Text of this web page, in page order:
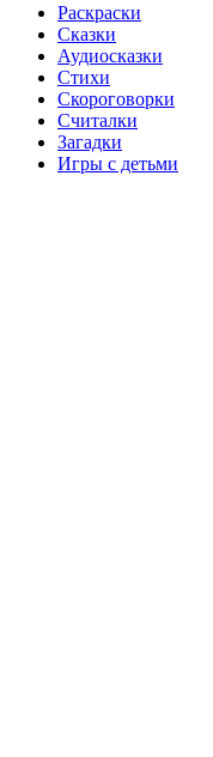
Раскраски
Сказки
Аудиосказки
Стихи
Скороговорки
Считалки
Загадки
Игры с детьми